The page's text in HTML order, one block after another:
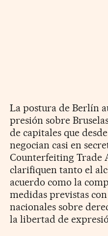
La postura de Berlín
presión sobre
de capitales que
negocian casi en
Counterfeiting Trade
clarifiquen tanto el
acuerdo como la
medidas previstas
nacionales sobre
la libertad de